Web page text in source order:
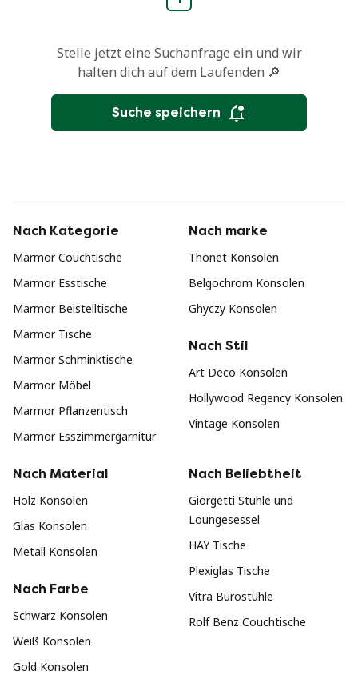
Stelle jetzt eine Suchanfrage ein und wir
halten dich auf dem Laufenden 🔎
Suche speichern
Nach Kategorie
Marmor Couchtische
Marmor Esstische
Marmor Beistelltische
Marmor Tische
Marmor Schminktische
Marmor Möbel
Marmor Pflanzentisch
Marmor Esszimmergarnitur
Nach marke
Thonet Konsolen
Belgochrom Konsolen
Ghyczy Konsolen
Nach Stil
Art Deco Konsolen
Hollywood Regency Konsolen
Vintage Konsolen
Nach Material
Holz Konsolen
Glas Konsolen
Metall Konsolen
Nach Farbe
Schwarz Konsolen
Weiß Konsolen
Gold Konsolen
Nach Beliebtheit
Giorgetti Stühle und
Loungesessel
HAY Tische
Plexiglas Tische
Vitra Bürostühle
Rolf Benz Couchtische